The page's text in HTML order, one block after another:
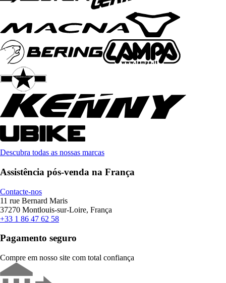
Descubra todas as nossas marcas
Assistência pós-venda na França
Contacte-nos
11 rue Bernard Maris
37270 Montlouis-sur-Loire, França
+33 1 86 47 62 58
Pagamento seguro
Compre em nosso site com total confiança